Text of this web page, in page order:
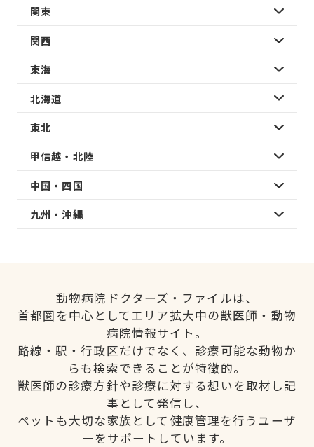
関東
関西
東海
北海道
東北
甲信越・北陸
中国・四国
九州・沖縄
動物病院ドクターズ・ファイルは、
首都圏を中心としてエリア拡大中の獣医師・動物
病院情報サイト。
路線・駅・行政区だけでなく、診療可能な動物か
らも検索できることが特徴的。
獣医師の診療方針や診療に対する想いを取材し記
事として発信し、
ペットも大切な家族として健康管理を行うユーザ
ーをサポートしています。